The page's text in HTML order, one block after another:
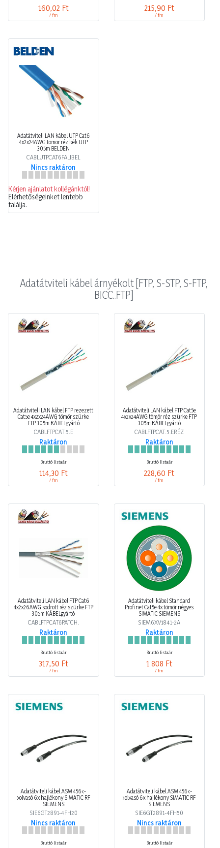
160,02 Ft
/ fm
215,90 Ft
/ fm
Adatátviteli LAN kábel UTP Cat6
4x2x24AWG tömör réz kék UTP
305m BELDEN
CABLUTPCAT6FALIBEL
Nincs raktáron
Kérjen ajánlatot kollégánktól!
Elérhetőségeinket lentebb
találja.
Adatátviteli kábel árnyékolt [FTP, S-STP, S-FTP,
BICC..FTP]
Adatátviteli LAN kábel FTP rezezett
Cat5e 4x2x24AWG tömör szürke
FTP 305m KÁBELgyártó
CABLFTPCAT.5.E
Raktáron
Bruttó listaár
114,30 Ft
/ fm
Adatátviteli LAN kábel FTP Cat5e
4x2x24AWG tömör réz szürke FTP
305m KÁBELgyártó
CABLFTPCAT.5.ERÉZ
Raktáron
Bruttó listaár
228,60 Ft
/ fm
Adatátviteli LAN kábel FTP Cat6
4x2x26AWG sodrott réz szürke FTP
305m KÁBELgyártó
CABLFTPCAT6PATCH.
Raktáron
Bruttó listaár
317,50 Ft
/ fm
Adatátviteli kábel Standard
Profinet Cat5e 4x tömör négyes
SIMATIC SIEMENS
SIEM6XV1841-2A
Raktáron
Bruttó listaár
1 808 Ft
/ fm
Adatátviteli kábel ASM 456<-
>olvasó 6x hajlékony SIMATIC RF
SIEMENS
SIE6GT2891-4FH20
Nincs raktáron
Bruttó listaár
Adatátviteli kábel ASM 456<-
>olvasó 6x hajlékony SIMATIC RF
SIEMENS
SIE6GT2891-4FH50
Nincs raktáron
Bruttó listaár